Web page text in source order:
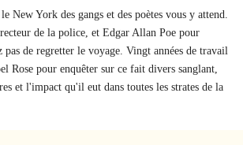
, le New York des gangs et des poètes vous y attend.
de la police, et Edgar Allan Poe pour
pas de regretter le voyage. Vingt années de travail
Rose pour enquêter sur ce fait divers sanglant,
et l'impact qu'il eut dans toutes les strates de la